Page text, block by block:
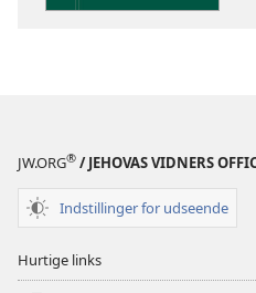
JW.ORG® / JEHOVAS VIDNERS
Indstillinger for udseende
Hurtige links